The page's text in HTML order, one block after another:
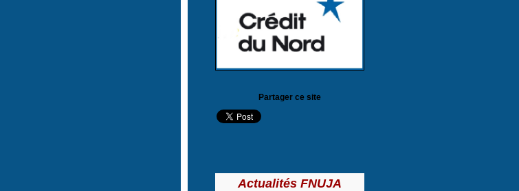
Partager ce site
Actualités FNUJA